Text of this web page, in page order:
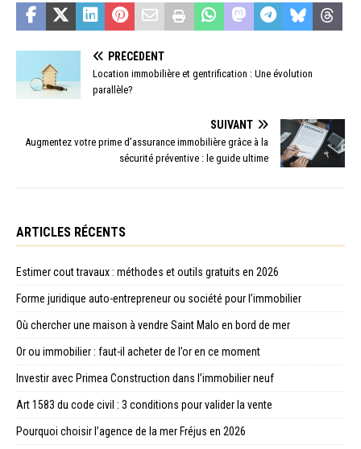
PRÉCÉDENT
Location immobilière et gentrification : Une évolution
parallèle?
SUIVANT
Augmentez votre prime d’assurance immobilière grâce à la
sécurité préventive : le guide ultime
ARTICLES RÉCENTS
Estimer cout travaux : méthodes et outils gratuits en 2026
Forme juridique auto-entrepreneur ou société pour l’immobilier
Où chercher une maison à vendre Saint Malo en bord de mer
Or ou immobilier : faut-il acheter de l’or en ce moment
Investir avec Primea Construction dans l’immobilier neuf
Art 1583 du code civil : 3 conditions pour valider la vente
Pourquoi choisir l’agence de la mer Fréjus en 2026